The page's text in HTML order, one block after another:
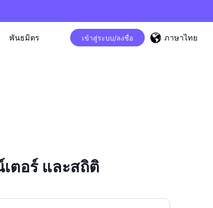
พันธมิตร เข้าสู่ระบบ/ลงชื่อ ภาษาไทย
ตอร์ และสถิติ